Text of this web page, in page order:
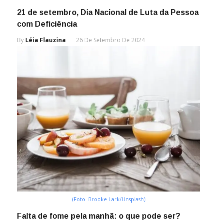
21 de setembro, Dia Nacional de Luta da Pessoa
com Deficiência
By Léia Flauzina 26 De Setembro De 2024
(Foto: Brooke Lark/Unsplash)
Falta de fome pela manhã: o que pode ser?